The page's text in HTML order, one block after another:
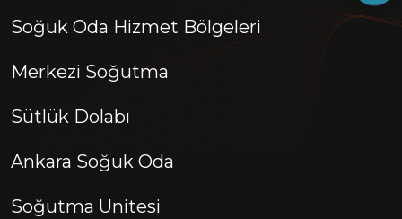
Soğuk Oda Hizmet Bölgeleri
Merkezi Soğutma
Sütlük Dolabı
Ankara Soğuk Oda
Soğutma Unitesi